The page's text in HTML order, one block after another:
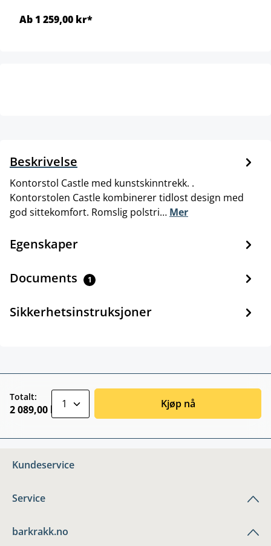
Ab 1 259,00 kr*
Beskrivelse
Kontorstol Castle med kunstskinntrekk. .
Kontorstolen Castle kombinerer tidlost design med
god sittekomfort. Romslig polstri… Mer
Egenskaper
Documents 1
Sikkerhetsinstruksjoner
Totalt:
2 089,00 kr Kjøp nå
Kundeservice
Service
barkrakk.no